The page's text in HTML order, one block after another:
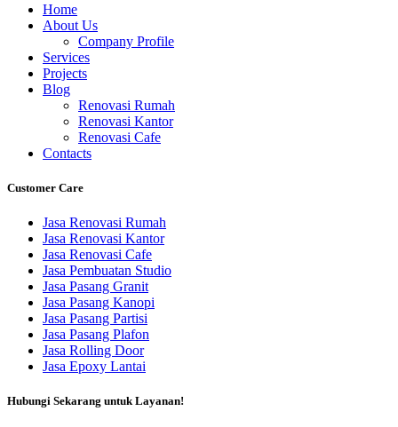
Home
About Us
Company Profile
Services
Projects
Blog
Renovasi Rumah
Renovasi Kantor
Renovasi Cafe
Contacts
Customer Care
Jasa Renovasi Rumah
Jasa Renovasi Kantor
Jasa Renovasi Cafe
Jasa Pembuatan Studio
Jasa Pasang Granit
Jasa Pasang Kanopi
Jasa Pasang Partisi
Jasa Pasang Plafon
Jasa Rolling Door
Jasa Epoxy Lantai
Hubungi Sekarang untuk Layanan!